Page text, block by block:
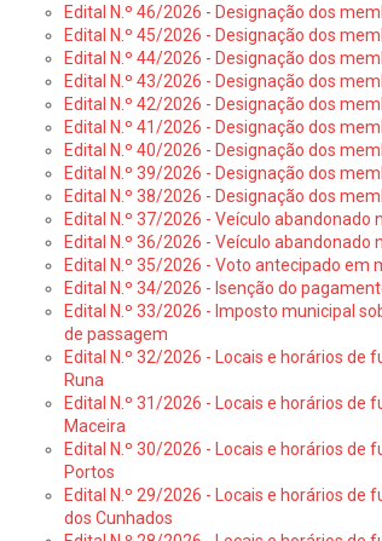
Edital N.º 46/2026 - Designação dos
Edital N.º 45/2026 - Designação dos
Edital N.º 44/2026 - Designação dos
Edital N.º 43/2026 - Designação dos
Edital N.º 42/2026 - Designação dos
Edital N.º 41/2026 - Designação dos
Edital N.º 40/2026 - Designação dos
Edital N.º 39/2026 - Designação dos
Edital N.º 38/2026 - Designação dos
Edital N.º 37/2026 - Veículo abandonado
Edital N.º 36/2026 - Veículo abandonado
Edital N.º 35/2026 - Voto antecipado em
Edital N.º 34/2026 - Isenção do
Edital N.º 33/2026 - Imposto municipal
de passagem
Edital N.º 32/2026 - Locais e horários
Runa
Edital N.º 31/2026 - Locais e horários
Maceira
Edital N.º 30/2026 - Locais e horários
Portos
Edital N.º 29/2026 - Locais e horários
dos Cunhados